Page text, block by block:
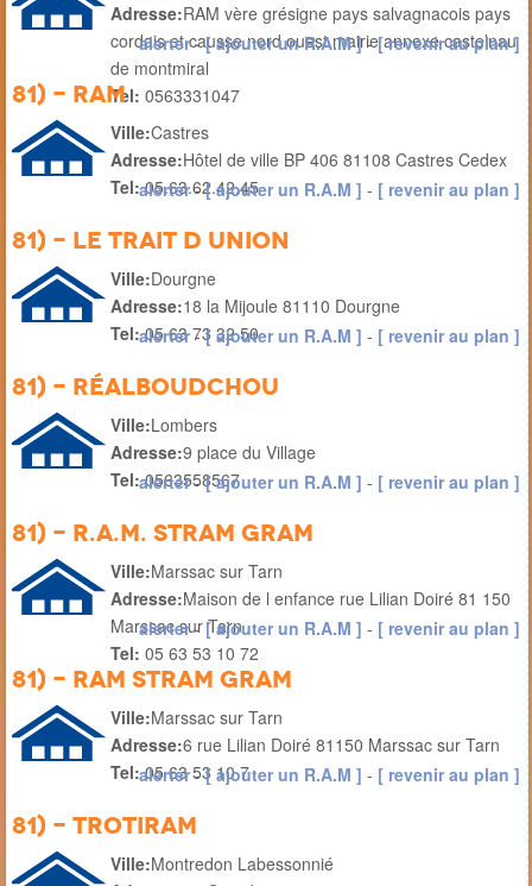
Adresse:RAM vère grésigne pays salvagnacois pays
cordais et causse nord ouest mairie annexe castelnau
de montmiral
Tel: 0563331047
alerter-[ ajouter un R.A.M ]-[ revenir au plan ]
81) - RAM
Ville:Castres
Adresse:Hôtel de ville BP 406 81108 Castres Cedex
Tel:05.63.62.42.45
alerter-[ ajouter un R.A.M ] - [ revenir au plan ]
81) - Le Trait d Union
Ville:Dourgne
Adresse:18 la Mijoule 81110 Dourgne
Tel:05 63 73 32 50
alerter-[ ajouter un R.A.M ] - [ revenir au plan ]
81) - Réalboudchou
Ville:Lombers
Adresse:9 place du Village
Tel:0563558567
alerter-[ ajouter un R.A.M ] - [ revenir au plan ]
81) - R.A.M. STRAM GRAM
Ville:Marssac sur Tarn
Adresse:Maison de l enfance rue Lilian Doiré 81 150
Marssac sur Tarn
Tel: 05 63 53 10 72
alerter-[ ajouter un R.A.M ] - [ revenir au plan ]
81) - RAM STRAM GRAM
Ville:Marssac sur Tarn
Adresse:6 rue Lilian Doiré 81150 Marssac sur Tarn
Tel:05 63 53 10 7
alerter-[ ajouter un R.A.M ] - [ revenir au plan ]
81) - Trotiram
Ville:Montredon Labessonnié